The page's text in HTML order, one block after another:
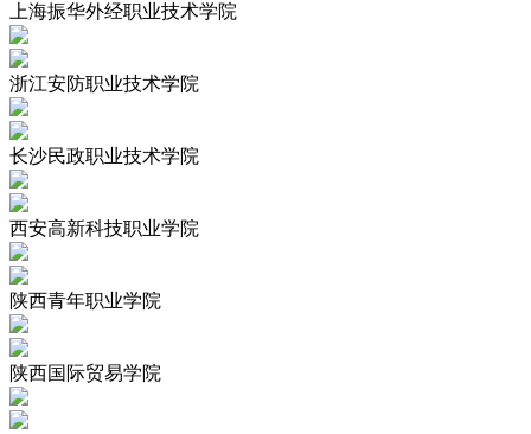
上海振华外经职业技术学院
浙江安防职业技术学院
长沙民政职业技术学院
西安高新科技职业学院
陕西青年职业学院
陕西国际贸易学院